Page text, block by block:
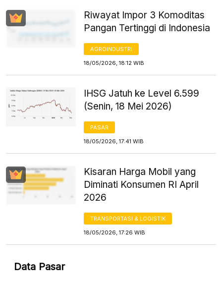
Riwayat Impor 3 Komoditas
Pangan Tertinggi di Indonesia
AGROINDUSTRI
18/05/2026, 18:12 WIB
IHSG Jatuh ke Level 6.599
(Senin, 18 Mei 2026)
PASAR
18/05/2026, 17:41 WIB
Kisaran Harga Mobil yang
Diminati Konsumen RI April
2026
TRANSPORTASI & LOGISTIK
18/05/2026, 17:26 WIB
Data Pasar